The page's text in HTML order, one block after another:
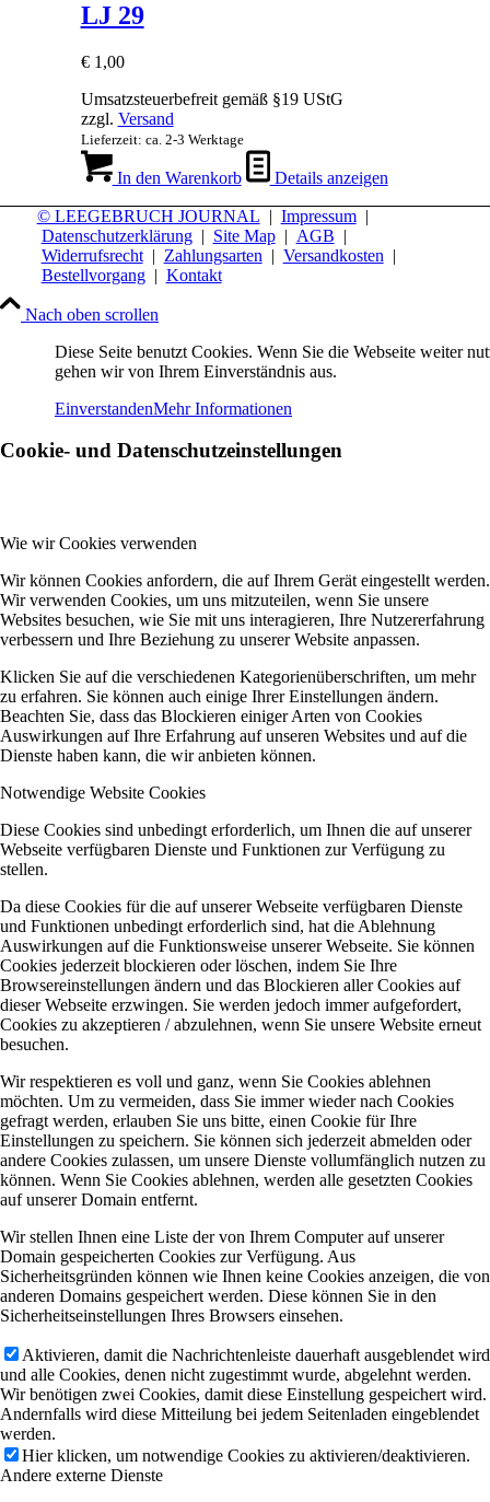
LJ 29
€1,00
Umsatzsteuerbefreit gemäß §19 UStG
zzgl. Versand
Lieferzeit: ca. 2-3 Werktage
In den Warenkorb Details anzeigen
© LEEGEBRUCH JOURNAL | Impressum|
Datenschutzerklärung| Site Map| AGB |
Widerrufsrecht| Zahlungsarten | Versandkosten |
Bestellvorgang| Kontakt
Nach oben scrollen
Diese Seite benutzt Cookies. Wenn Sie die Webseite weiter
gehen wir von Ihrem Einverständnis aus.
EinverstandenMehr Informationen
Cookie- und Datenschutzeinstellungen
Wie wir Cookies verwenden
Wir können Cookies anfordern, die auf Ihrem Gerät eingestellt werden.
Wir verwenden Cookies, um uns mitzuteilen, wenn Sie unsere
Websites besuchen, wie Sie mit uns interagieren, Ihre Nutzererfahrung
verbessern und Ihre Beziehung zu unserer Website anpassen.
Klicken Sie auf die verschiedenen Kategorienüberschriften, um mehr
zu erfahren. Sie können auch einige Ihrer Einstellungen ändern.
Beachten Sie, dass das Blockieren einiger Arten von Cookies
Auswirkungen auf Ihre Erfahrung auf unseren Websites und auf die
Dienste haben kann, die wir anbieten können.
Notwendige Website Cookies
Diese Cookies sind unbedingt erforderlich, um Ihnen die auf unserer
Webseite verfügbaren Dienste und Funktionen zur Verfügung zu
stellen.
Da diese Cookies für die auf unserer Webseite verfügbaren Dienste
und Funktionen unbedingt erforderlich sind, hat die Ablehnung
Auswirkungen auf die Funktionsweise unserer Webseite. Sie können
Cookies jederzeit blockieren oder löschen, indem Sie Ihre
Browsereinstellungen ändern und das Blockieren aller Cookies auf
dieser Webseite erzwingen. Sie werden jedoch immer aufgefordert,
Cookies zu akzeptieren / abzulehnen, wenn Sie unsere Website erneut
besuchen.
Wir respektieren es voll und ganz, wenn Sie Cookies ablehnen
möchten. Um zu vermeiden, dass Sie immer wieder nach Cookies
gefragt werden, erlauben Sie uns bitte, einen Cookie für Ihre
Einstellungen zu speichern. Sie können sich jederzeit abmelden oder
andere Cookies zulassen, um unsere Dienste vollumfänglich nutzen zu
können. Wenn Sie Cookies ablehnen, werden alle gesetzten Cookies
auf unserer Domain entfernt.
Wir stellen Ihnen eine Liste der von Ihrem Computer auf unserer
Domain gespeicherten Cookies zur Verfügung. Aus
Sicherheitsgründen können wie Ihnen keine Cookies anzeigen, die von
anderen Domains gespeichert werden. Diese können Sie in den
Sicherheitseinstellungen Ihres Browsers einsehen.
Aktivieren, damit die Nachrichtenleiste dauerhaft ausgeblendet wird
und alle Cookies, denen nicht zugestimmt wurde, abgelehnt werden.
Wir benötigen zwei Cookies, damit diese Einstellung gespeichert wird.
Andernfalls wird diese Mitteilung bei jedem Seitenladen eingeblendet
werden.
Hier klicken, um notwendige Cookies zu aktivieren/deaktivieren.
Andere externe Dienste